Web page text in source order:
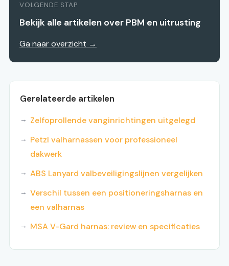
VOLGENDE STAP
Bekijk alle artikelen over PBM en uitrusting
Ga naar overzicht →
Gerelateerde artikelen
Zelfoprollende vanginrichtingen uitgelegd
Petzl valharnassen voor professioneel
dakwerk
ABS Lanyard valbeveiligingslijnen vergelijken
Verschil tussen een positioneringsharnas en
een valharnas
MSA V-Gard harnas: review en specificaties